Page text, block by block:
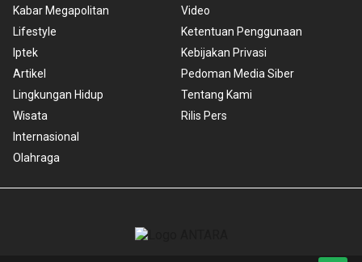
Kabar Megapolitan
Lifestyle
Iptek
Artikel
Lingkungan Hidup
Wisata
Internasional
Olahraga
Video
Ketentuan Penggunaan
Kebijakan Privasi
Pedoman Media Siber
Tentang Kami
Rilis Pers